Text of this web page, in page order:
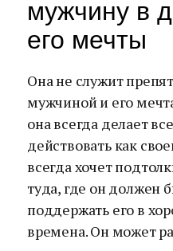
мужчину в
его мечты
Она не служит
мужчиной и его
она всегда делает
действовать как
всегда хочет
туда, где он должен
поддержать его в
времена. Он может